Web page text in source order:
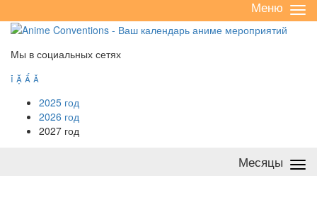
/
Меню
Мы в социальных сетях
   
2025 год
2026 год
2027 год
Месяцы